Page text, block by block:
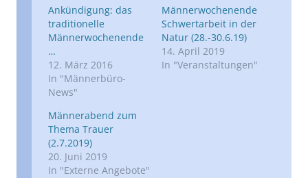
Ankündigung: das
traditionelle
Männerwochenende
…
12. März 2016
In "Männerbüro-
News"
Männerwochenende
Schwertarbeit in der
Natur (28.-30.6.19)
14. April 2019
In "Veranstaltungen"
Männerabend zum
Thema Trauer
(2.7.2019)
20. Juni 2019
In "Externe Angebote"